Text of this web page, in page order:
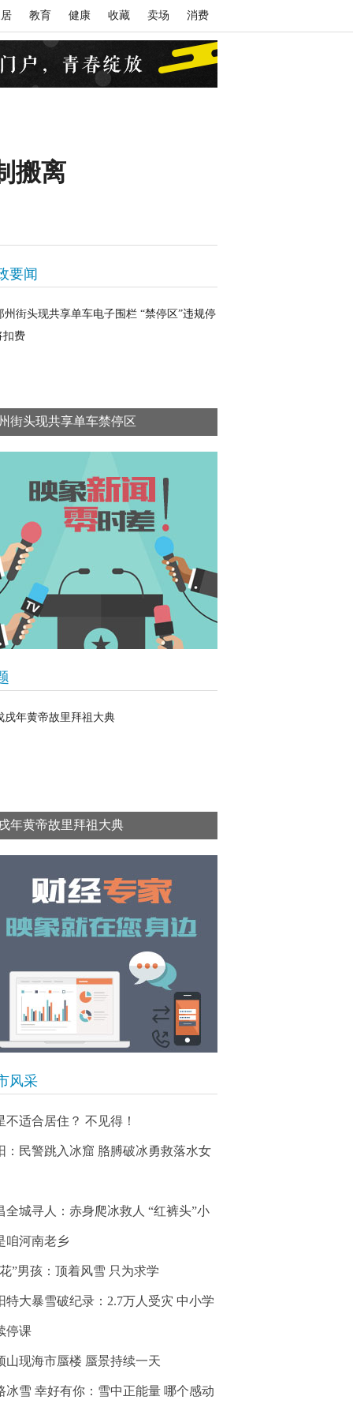
教育 健康 收藏 卖场 消费
搬离
要闻
街头现共享单车禁停区
年黄帝故里拜祖大典
风采
不适合居住？ 不见得！
：民警跳入冰窟 胳膊破冰勇救落水女
全城寻人：赤身爬冰救人 “红裤头”小
咱河南老乡
”男孩：顶着风雪 只为求学
特大暴雪破纪录：2.7万人受灾 中小学
停课
山现海市蜃楼 蜃景持续一天
冰雪 幸好有你：雪中正能量 哪个感动